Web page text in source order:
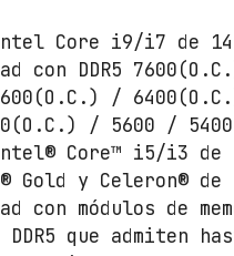
Core i9/i7 de
con DDR5
/
/ 5600 /
Core™ i5/i3
Gold y Celeron®
con módulos de
DDR5 que admiten